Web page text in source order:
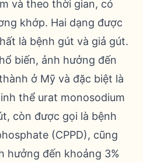
và theo thời gian, có
khớp. Hai dạng được
là bệnh gút và giả gút.
biến, ảnh hưởng đến
ở Mỹ và đặc biệt là
thể urat monosodium
còn được gọi là bệnh
(CPPD), cũng
hưởng đến khoảng 3%